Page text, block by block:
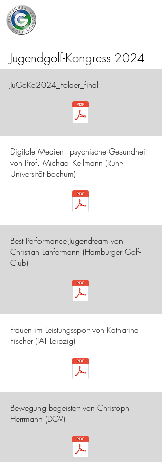
Jugendgolf-Kongress 2024
JuGoKo2024_Folder_final
Digitale Medien - psychische Gesundheit
von Prof. Michael Kellmann (Ruhr-
Universität Bochum)
Best Performance Jugendteam von
Christian Lanfermann (Hamburger Golf-
Club)
Frauen im Leistungssport von Katharina
Fischer (IAT Leipzig)
Bewegung begeistert von Christoph
Herrmann (DGV)